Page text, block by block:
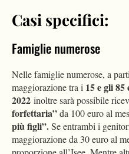
Casi specifici:
Famiglie numerose
Nelle famiglie numerose, a
maggiorazione tra i 15 e gli 85
2022 inoltre sarà possibile
forfettaria”da 100 euro al
più figli”.Se entrambi i
maggiorazione da 30 euro al